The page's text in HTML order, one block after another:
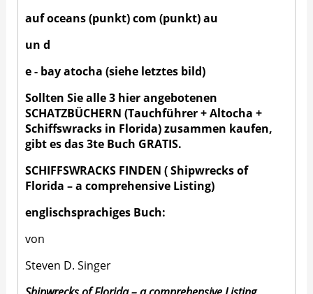
auf oceans (punkt) com (punkt) au
un d
e - bay atocha (siehe letztes bild)
Sollten Sie alle 3 hier angebotenen
SCHATZBÜCHERN (Tauchführer + Altocha +
Schiffswracks in Florida) zusammen kaufen,
gibt es das 3te Buch GRATIS.
SCHIFFSWRACKS FINDEN ( Shipwrecks of
Florida – a comprehensive Listing)
englischsprachiges Buch:
von
Steven D. Singer